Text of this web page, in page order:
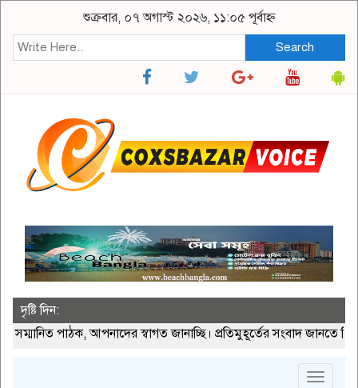
শুক্রবার, ০৭ অগাস্ট ২০২৬, ১১:০৫ পূর্বাহ্ন
Search
দৃষ্টি দিন:
পাঠক, আপনাদের স্বাগত জানাচ্ছি। প্রতিমুহূর্তের সংবাদ জানতে
Toggle